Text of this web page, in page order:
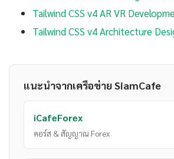
Tailwind CSS v4 AR VR
Tailwind CSS v4 Architecture
แนะนำจากเครือข่าย SiamCafe
iCafeForex
คอร์ส & สัญญาณ Forex